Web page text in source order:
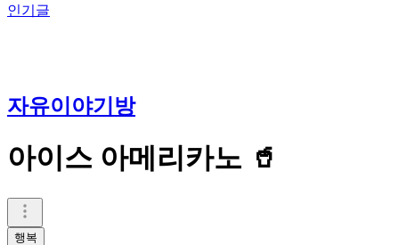
인기글
자유이야기방
아이스 아메리카노 🥤
행복